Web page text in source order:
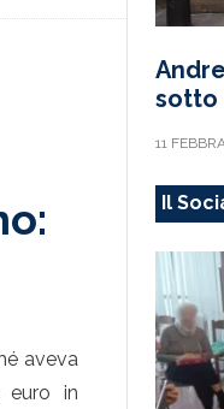
aveva
euro in
sotto
11
Il